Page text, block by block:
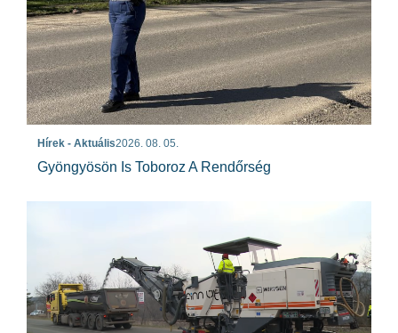
Hírek - Aktuális2026. 08. 05.
Gyöngyösön Is Toboroz A Rendőrség